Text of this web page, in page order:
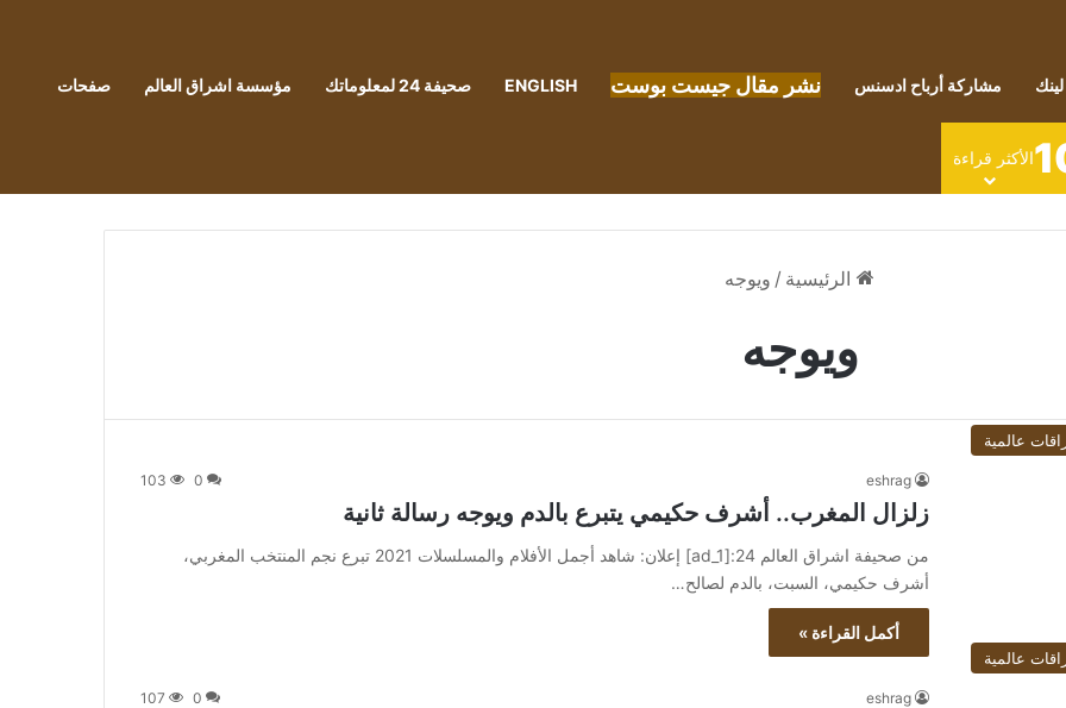
مشاركة أرباح ادسنس نشر مقال جيست بوست ENGLISH صحيفة 24 لمعلوماتك مؤسسة اشراق العالم صفحات
الأكثر قراءة
الرئيسية / ويوجه
ويوجه
عالمية
eshrag
0
103
زلزال المغرب.. أشرف حكيمي يتبرع بالدم ويوجه رسالة ثانية
من صحيفة اشراق العالم 24:[ad_1] إعلان: شاهد أجمل الأفلام والمسلسلات 2021 تبرع نجم المنتخب المغربي،
أشرف حكيمي، السبت، بالدم لصالح…
أكمل القراءة »
عالمية
eshrag
0
107